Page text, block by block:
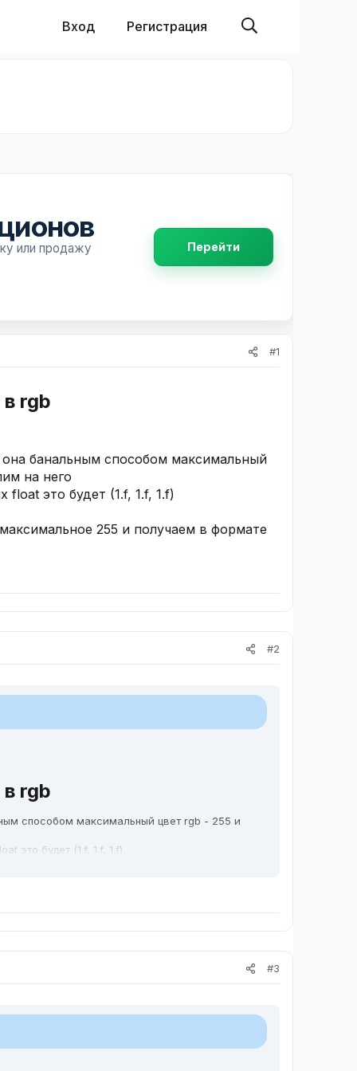
Вход Регистрация
или продажу Перейти
#1
rgb​
банальным способом максимальный
на него
это будет (1.f, 1.f, 1.f)
255 и получаем в формате
#2
rgb​
способом максимальный цвет rgb - 255 и
это будет (1.f, 1.f, 1.f)
#3